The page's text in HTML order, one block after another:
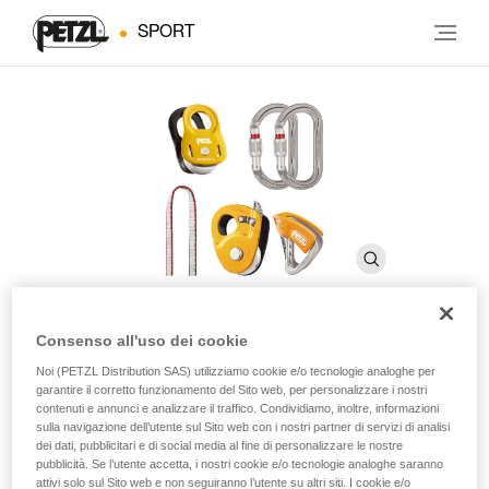
SPORT
CREVASSE RESCUE KIT
Kit per il recupero e l’autosoccorso in crepaccio
Il kit di soccorso CREVASSE RESCUE KIT contiene tutto
Consenso all'uso dei cookie
Noi (PETZL Distribution SAS) utilizziamo cookie e/o tecnologie analoghe per
garantire il corretto funzionamento del Sito web, per personalizzare i nostri
contenuti e annunci e analizzare il traffico. Condividiamo, inoltre, informazioni
sulla navigazione dell’utente sul Sito web con i nostri partner di servizi di analisi
dei dati, pubblicitari e di social media al fine di personalizzare le nostre
pubblicità. Se l’utente accetta, i nostri cookie e/o tecnologie analoghe saranno
attivi solo sul Sito web e non seguiranno l’utente su altri siti. I cookie e/o